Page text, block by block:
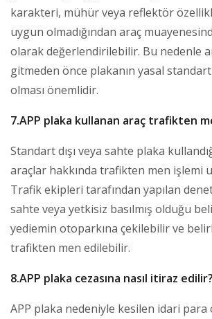
karakteri, mühür veya reflektör
uygun olmadığından araç
olarak değerlendirilebilir. Bu nedenle
gitmeden önce plakanın yasal
olması önemlidir.
7.APP plaka kullanan araç trafikten
Standart dışı veya sahte plaka
araçlar hakkında trafikten men işlemi
Trafik ekipleri tarafından yapılan
sahte veya yetkisiz basılmış olduğu
yediemin otoparkına çekilebilir ve
trafikten men edilebilir.
8.APP plaka cezasına nasıl itiraz edilir?
APP plaka nedeniyle kesilen idari para